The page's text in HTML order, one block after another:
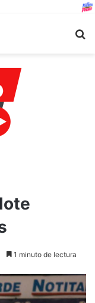
1 minuto de lectura